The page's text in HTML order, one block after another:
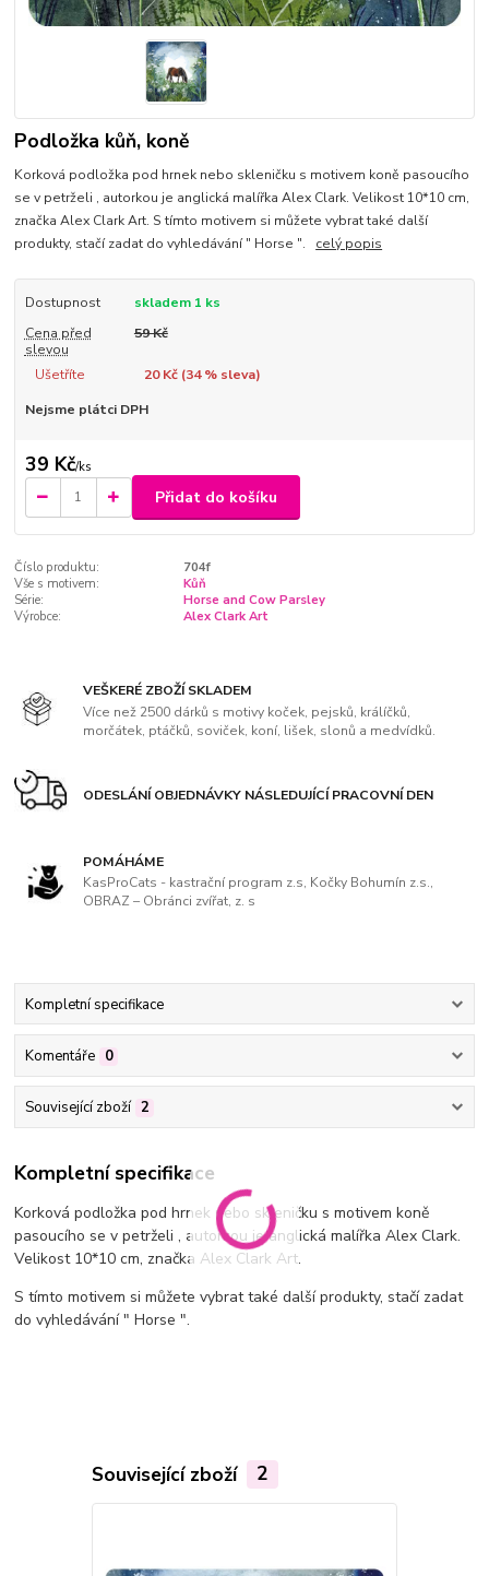
Podložka kůň, koně
Korková podložka pod hrnek nebo skleničku s motivem koně pasoucího
se v petrželi , autorkou je anglická malířka Alex Clark. Velikost 10*10 cm,
značka Alex Clark Art. S tímto motivem si můžete vybrat také další
produkty, stačí zadat do vyhledávání " Horse ". celý popis
Dostupnost
skladem 1 ks
Cena před
slevou
59 Kč
Ušetříte 20 Kč (34% sleva)
Nejsme plátci DPH
39 Kč/ks
Přidat do košíku
Číslo produktu:
704f
Vše s motivem:
Kůň
Série:
Horse and Cow Parsley
Výrobce:
Alex Clark Art
VEŠKERÉ ZBOŽÍ SKLADEM
Více než 2500 dárků s motivy koček, pejsků, králíčků,
morčátek, ptáčků, soviček, koní, lišek, slonů a medvídků.
ODESLÁNÍ OBJEDNÁVKY NÁSLEDUJÍCÍ PRACOVNÍ DEN
POMÁHÁME
KasProCats - kastrační program z.s, Kočky Bohumín z.s.,
OBRAZ – Obránci zvířat, z. s
Kompletní specifikace
Komentáře 0
Související zboží 2
Kompletní specifikace
Korková podložka pod hrnek nebo skleničku s motivem koně
pasoucího se v petrželi , autorkou je anglická malířka Alex Clark.
Velikost 10*10 cm, značka Alex Clark Art.
S tímto motivem si můžete vybrat také další produkty, stačí zadat
do vyhledávání " Horse ".
Související zboží 2